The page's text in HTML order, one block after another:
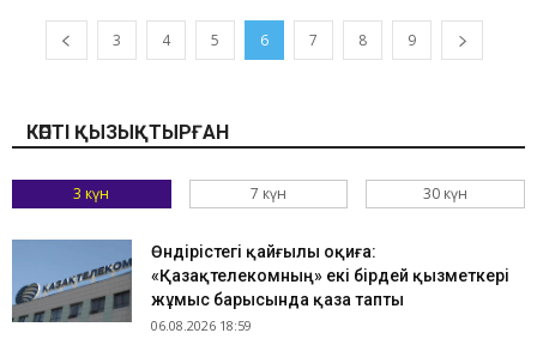
3 4 5 6 7 8 9
КӨПТІ ҚЫЗЫҚТЫРҒАН
3 күн 7 күн 30 күн
Өндірістегі қайғылы оқиға:
«Қазақтелекомның» екі бірдей қызметкері
жұмыс барысында қаза тапты
06.08.2026 18:59